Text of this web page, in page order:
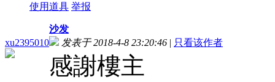
使用道具 举报
xu2395010
沙发
发表于 2018-4-8 23:20:46 | 只看该作者
感謝樓主